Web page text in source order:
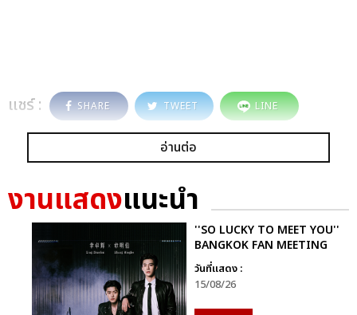
แชร์ : SHARE TWEET LINE
อ่านต่อ
งานแสดงแนะนำ
''SO LUCKY TO MEET YOU''
BANGKOK FAN MEETING
วันที่แสดง :
15/08/26